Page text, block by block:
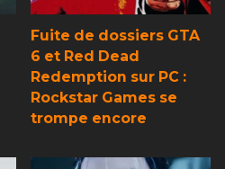
Fuite de dossiers GTA
6 et Red Dead
Redemption sur PC :
Rockstar Games se
trompe encore